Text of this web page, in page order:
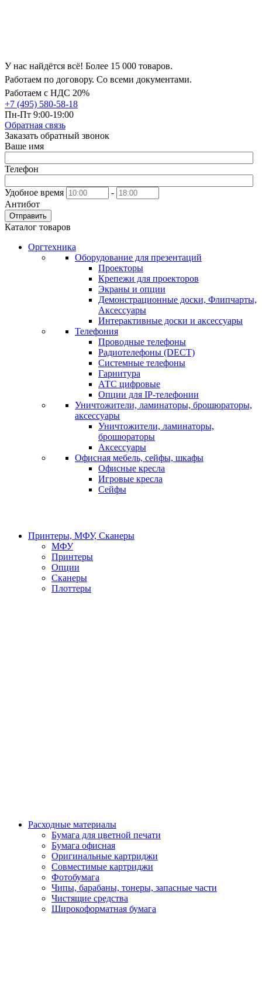
У нас найдётся всё! Более 15 000 товаров.
Работаем по договору. Со всеми документами.
Работаем с НДС 20%
+7 (495) 580-58-18
Пн-Пт 9:00-19:00
Обратная связь
Заказать обратный звонок
Ваше имя
Телефон
Удобное время
-
Антибот
Отправить
Каталог товаров
Оргтехника
Оборудование для презентаций
Проекторы
Крепежи для проекторов
Экраны и опции
Демонстрационные доски, Флипчарты,
Аксессуары
Интерактивные доски и аксессуары
Телефония
Проводные телефоны
Радиотелефоны (DECT)
Системные телефоны
Гарнитура
АТС цифровые
Опции для IP-телефонии
Уничтожители, ламинаторы, брошюраторы,
аксессуары
Уничтожители, ламинаторы,
брошюраторы
Аксессуары
Офисная мебель, сейфы, шкафы
Офисные кресла
Игровые кресла
Сейфы
Принтеры, МФУ, Сканеры
МФУ
Принтеры
Опции
Сканеры
Плоттеры
Расходные материалы
Бумага для цветной печати
Бумага офисная
Оригинальные картриджи
Совместимые картриджи
Фотобумага
Чипы, барабаны, тонеры, запасные части
Чистящие средства
Широкоформатная бумага